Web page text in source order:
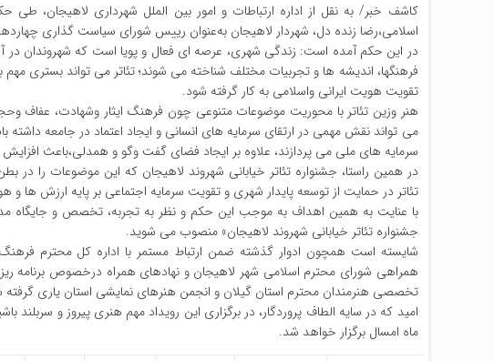
کاشف خبر/ به نقل از اداره ارتباطات و امور بین الملل شهرداری لاهیجان،
اسلامی،رضا زنده دل، شهردار لاهیجان به‌عنوان رییس شورای سیاست گذاری
در این حکم آمده است: زندگى شهرى، عرصه اى فعال و پویا است که شهروندان
فرهنگها، اندیشه ها و تجربیات مختلف شناخته مى شوند؛ تئاتر مى تواند بسترى
تقویت هویت ایرانى واسلامى به کار گرفته شود.
هنر وزین تئاتر با محوریت موضوعات متنوعى چون فرهنگ ایثار وشهادت،
مى تواند نقش مهمى در ارتقاى سرمایه هاى انسانى و ایجاد اعتماد در جامعه
سرمایه هاى ملى مى پردازند، علاوه بر ایجاد فضاى گفت وگو و همدلى،باعث
در همین راستا، جشنواره تئاتر خیابانى شهروند لاهیجان که این موضوعات را
تئاتر در حمایت از توسعه پایدار شهرى و تقویت سرمایه اجتماعى بر پایه ارزش ها و
با عنایت به همین اهداف به موجب این حکم و نظر به تجربه، تخصص و جایگاه
جشنواره تئاتر خیابانى شهروند لاهیجان» منصوب مى شوید.
شایسته است همچون ادوار گذشته ضمن ارتباط مستمر با اداره کل محترم
همراهى شوراى محترم اسلامى شهر لاهیجان و نهادهاى همراه درخصوص برنامه
تخصصى هنرمندان محترم استان گیلان و انجمن هنرهاى نمایشى استان یارى گرفته
امید که در سایه الطاف پروردگار، در برگزارى این رویداد مهم هنرى پیروز و سربلند
ماه امسال برگزار خواهد شد.